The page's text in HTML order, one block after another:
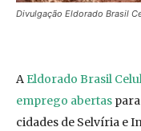
Divulgação Eldorado Brasil
A Eldorado Brasil
emprego abertas
cidades de Selvíria e